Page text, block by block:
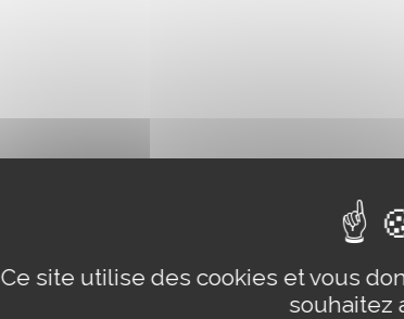
Ce site utilise des cookies et vous
souhaitez